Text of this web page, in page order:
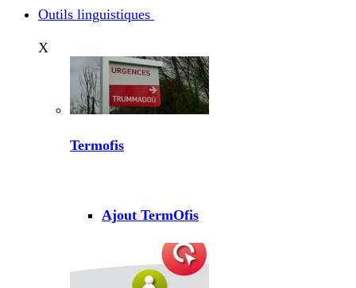
Outils linguistiques
X
Termofis
Ajout TermOfis